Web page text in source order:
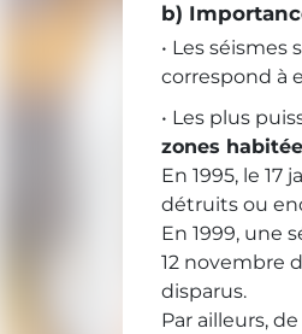
b)
• Les
correspond à
• Les plus
zones
En 1995, le
détruits ou
En 1999, une
12 novembre
disparus.
Par ailleurs,